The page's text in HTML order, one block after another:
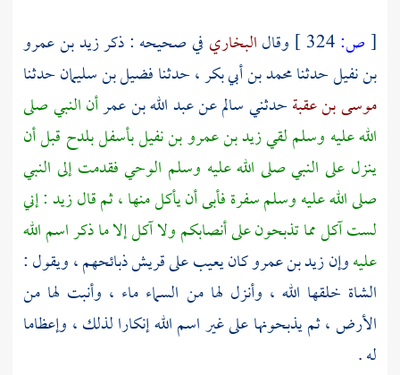
[ص: وقالالبخاري في صحيحه : ذكرزيد بن عمرو
بن نفيلحدثنامحمد بن أبي بكر ،حدثنافضيل بن سليمانحدثنا
موسى بن عقبةحدثنيسالمعنعبد الله بن عمرأن النبي صلى
الله عليه وسلم لقي زيد بن عمرو بن نفيل بأسفل بلدح قبل أن
ينزل على النبي صلى الله عليه وسلم الوحي فقدمت إلى النبي
صلى الله عليه وسلم سفرة فأبى أن يأكل منها ، ثم قال زيد : إني
لست آكل مما تذبحون على أنصابكم ولا آكل إلا ما ذكر اسم الله
عليهوإنزيد بن عمروكان يعيب علىقريشذبائحهم ، ويقول :
الشاة خلقها الله ، وأنزل لها من السماء ماء ، وأنبت لها من
الأرض ، ثم يذبحونها على غير اسم الله إنكارا لذلك ، وإعظاما
له .